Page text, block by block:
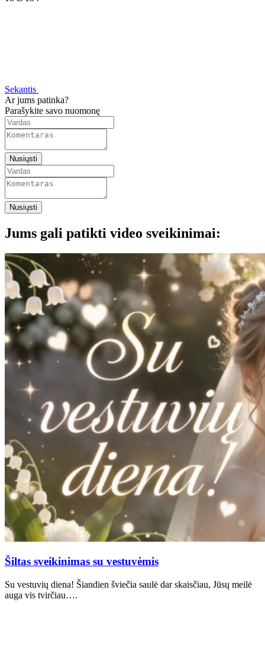
Sekantis
Ar jums patinka?
Parašykite savo nuomonę
Nusiųsti
Nusiųsti
Jums gali patikti video sveikinimai:
Šiltas sveikinimas su vestuvėmis
Su vestuvių diena! Šiandien šviečia saulė dar skaisčiau, Jūsų meilė
auga vis tvirčiau….